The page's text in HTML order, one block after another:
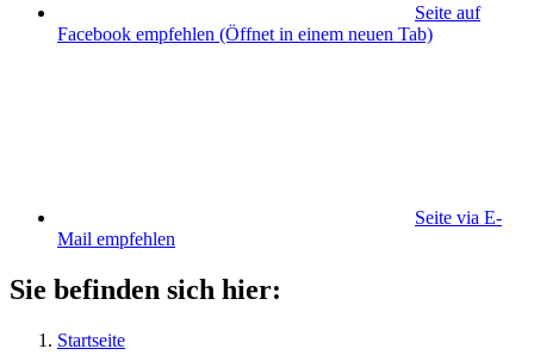
Seite auf
Facebook empfehlen (Öffnet in einem neuen Tab)
Seite via E-
Mail empfehlen
Sie befinden sich hier:
Startseite